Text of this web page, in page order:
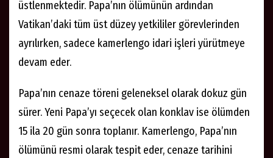
üstlenmektedir. Papa’nın ölümünün ardından
Vatikan’daki tüm üst düzey yetkililer görevlerinden
ayrılırken, sadece kamerlengo idari işleri yürütmeye
devam eder.
Papa’nın cenaze töreni geleneksel olarak dokuz gün
sürer. Yeni Papa’yı seçecek olan konklav ise ölümden
15 ila 20 gün sonra toplanır. Kamerlengo, Papa’nın
ölümünü resmi olarak tespit eder, cenaze tarihini